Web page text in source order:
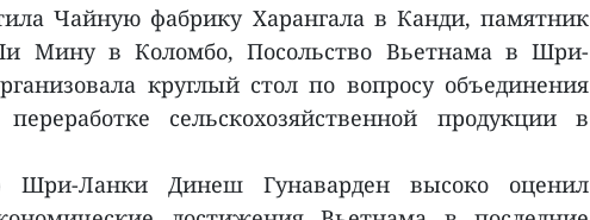
Чайную фабрику Харангала в Канди, памятник
Мину в Коломбо, Посольство Вьетнама в Шри-
круглый стол по вопросу объединения
сельскохозяйственной продукции в
Шри-Ланки Динеш Гунаварден высоко оценил